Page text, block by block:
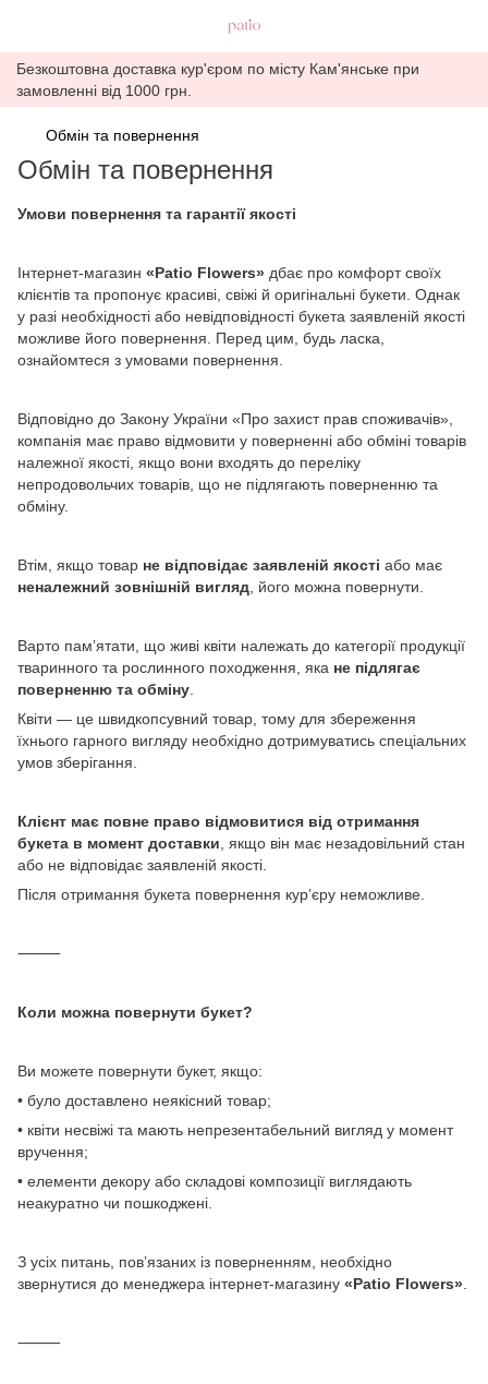
Безкоштовна доставка кур'єром по місту Кам'янське при
замовленні від 1000 грн.
Обмін та повернення
Обмін та повернення
Умови повернення та гарантії якості
Інтернет-магазин «Patio Flowers» дбає про комфорт своїх
клієнтів та пропонує красиві, свіжі й оригінальні букети. Однак
у разі необхідності або невідповідності букета заявленій якості
можливе його повернення. Перед цим, будь ласка,
ознайомтеся з умовами повернення.
Відповідно до Закону України «Про захист прав споживачів»,
компанія має право відмовити у поверненні або обміні товарів
належної якості, якщо вони входять до переліку
непродовольчих товарів, що не підлягають поверненню та
обміну.
Втім, якщо товар не відповідає заявленій якості або має
неналежний зовнішній вигляд , його можна повернути.
Варто пам’ятати, що живі квіти належать до категорії продукції
тваринного та рослинного походження, яка не підлягає
поверненню та обміну
Квіти — це швидкопсувний товар, тому для збереження
їхнього гарного вигляду необхідно дотримуватись спеціальних
умов зберігання.
Клієнт має повне право відмовитися від отримання
букета в момент доставки , якщо він має незадовільний стан
або не відповідає заявленій якості.
Після отримання букета повернення кур’єру неможливе.
⸻
Коли можна повернути букет?
Ви можете повернути букет, якщо:
• було доставлено неякісний товар;
• квіти несвіжі та мають непрезентабельний вигляд у момент
вручення;
• елементи декору або складові композиції виглядають
неакуратно чи пошкоджені.
З усіх питань, пов’язаних із поверненням, необхідно
звернутися до менеджера інтернет-магазину «Patio Flowers»
⸻